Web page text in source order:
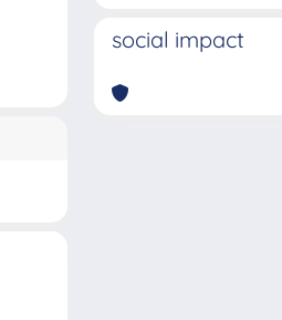
social impact